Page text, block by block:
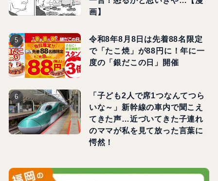
画】
令和8年8月8日は先着88名限定
で「たこ焼」が88円に！年に一
度の「銀だこの日」開催
「子ども2人で席1つなんてつら
いな～」新幹線の車内で聞こえ
てきた声…近づいてきた子連れ
のママが私を見て放った言葉に
愕然！